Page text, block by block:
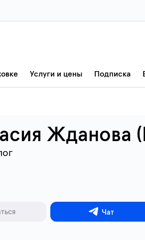
Услуги и цены Подписка
Жданова
Чат